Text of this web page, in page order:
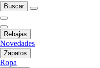
Buscar
Rebajas
Novedades
Zapatos
Ropa